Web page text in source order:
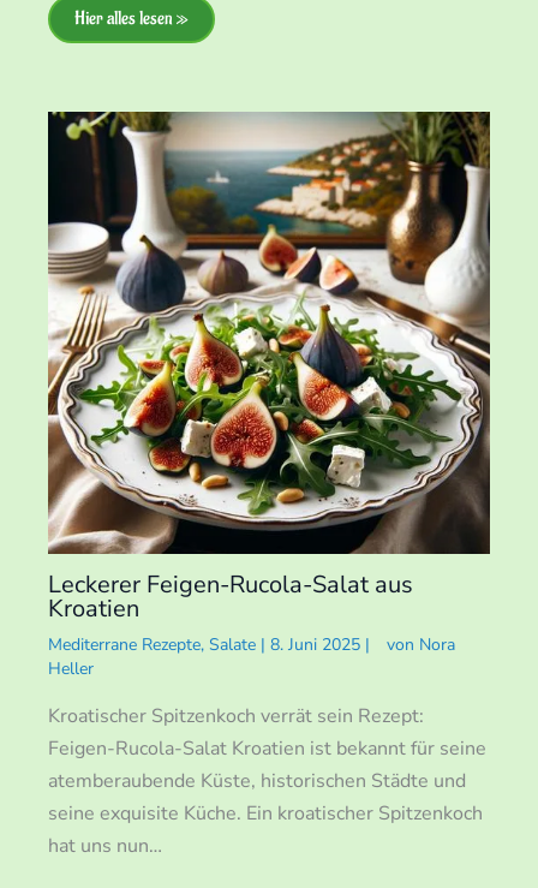
Hier alles lesen »
Leckerer Feigen-Rucola-Salat aus
Kroatien
Mediterrane Rezepte, Salate | 8. Juni 2025 | von Nora
Heller
Kroatischer Spitzenkoch verrät sein Rezept:
Feigen-Rucola-Salat Kroatien ist bekannt für seine
atemberaubende Küste, historischen Städte und
seine exquisite Küche. Ein kroatischer Spitzenkoch
hat uns nun…